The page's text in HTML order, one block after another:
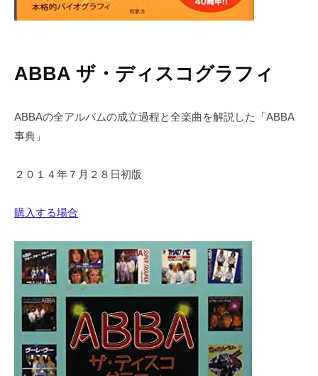
ABBA ザ・ディスコグラフィ
ABBAの全アルバムの成立過程と全楽曲を解説した「ABBA
事典」
２０１４年７月２８日初版
購入する場合